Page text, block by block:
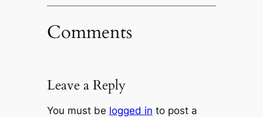
Comments
Leave a Reply
You must be logged in to post a